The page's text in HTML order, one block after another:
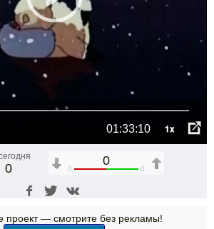
01:33:10 1x
0
0
0 0
проект — смотрите без рекламы!